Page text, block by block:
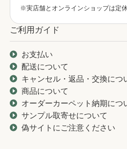
※実店舗とオンラインショップは定
ご利用ガイド
お支払い
配送について
キャンセル・返品・交換につ
商品について
オーダーカーペット納期につ
サンプル取寄せについて
偽サイトにご注意ください